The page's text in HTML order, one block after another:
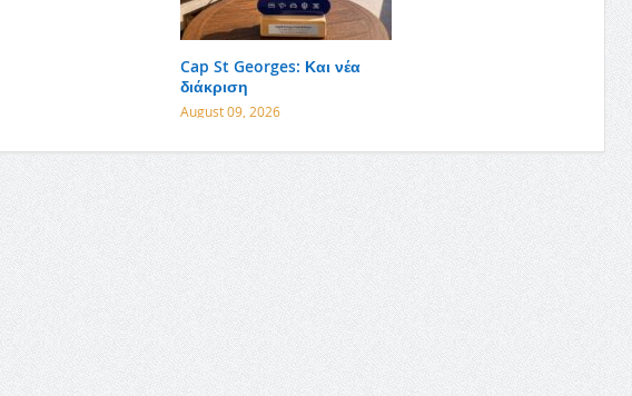
Cap St Georges: Και νέα
διάκριση
August 09, 2026